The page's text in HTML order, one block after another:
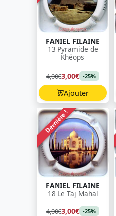
FANIEL FILAINE
13 Pyramide de
Khéops
4,00€3,00€ -25%
Ajouter
Dernière !
FANIEL FILAINE
18 Le Taj Mahal
4,00€3,00€ -25%